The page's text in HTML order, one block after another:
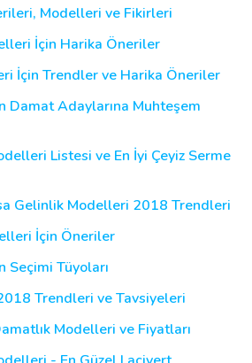
Modelleri ve Fikirleri
İçin Harika Öneriler
İçin Trendler ve Harika Öneriler
Damat Adaylarına Muhteşem
Listesi ve En İyi Çeyiz Serme
Gelinlik Modelleri 2018 Trendleri
İçin Öneriler
Seçimi Tüyoları
Trendleri ve Tavsiyeleri
Modelleri ve Fiyatları